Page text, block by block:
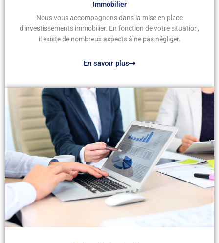
Immobilier
Nous vous accompagnons dans la mise en place
d'investissements immobilier. En fonction de votre situation,
il existe de nombreux aspects à ne pas négliger.
En savoir plus